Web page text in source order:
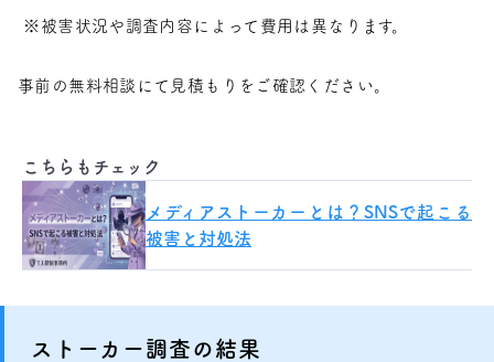
※被害状況や調査内容によって費用は異なります。
事前の無料相談にて見積もりをご確認ください。
こちらもチェック
メディアストーカーとは？SNSで起こる
被害と対処法
ストーカー調査の結果